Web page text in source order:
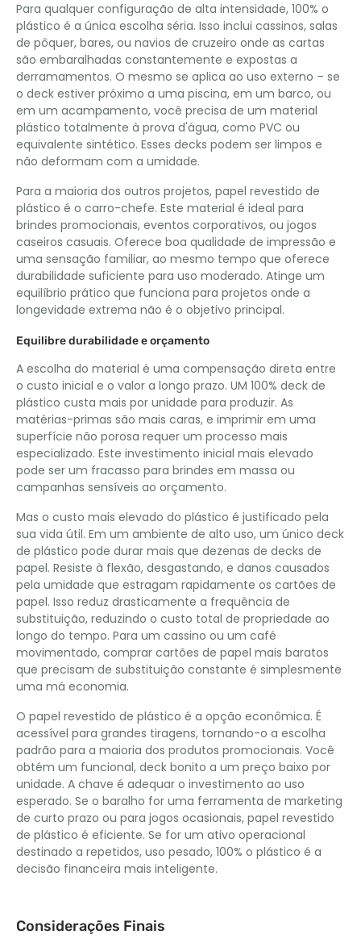
Para qualquer configuração de alta intensidade, 100% o
plástico é a única escolha séria. Isso inclui cassinos, salas
de pôquer, bares, ou navios de cruzeiro onde as cartas
são embaralhadas constantemente e expostas a
derramamentos. O mesmo se aplica ao uso externo – se
o deck estiver próximo a uma piscina, em um barco, ou
em um acampamento, você precisa de um material
plástico totalmente à prova d'água, como PVC ou
equivalente sintético. Esses decks podem ser limpos e
não deformam com a umidade.
Para a maioria dos outros projetos, papel revestido de
plástico é o carro-chefe. Este material é ideal para
brindes promocionais, eventos corporativos, ou jogos
caseiros casuais. Oferece boa qualidade de impressão e
uma sensação familiar, ao mesmo tempo que oferece
durabilidade suficiente para uso moderado. Atinge um
equilíbrio prático que funciona para projetos onde a
longevidade extrema não é o objetivo principal.
Equilibre durabilidade e orçamento
A escolha do material é uma compensação direta entre
o custo inicial e o valor a longo prazo. UM 100% deck de
plástico custa mais por unidade para produzir. As
matérias-primas são mais caras, e imprimir em uma
superfície não porosa requer um processo mais
especializado. Este investimento inicial mais elevado
pode ser um fracasso para brindes em massa ou
campanhas sensíveis ao orçamento.
Mas o custo mais elevado do plástico é justificado pela
sua vida útil. Em um ambiente de alto uso, um único deck
de plástico pode durar mais que dezenas de decks de
papel. Resiste à flexão, desgastando, e danos causados ​​
pela umidade que estragam rapidamente os cartões de
papel. Isso reduz drasticamente a frequência de
substituição, reduzindo o custo total de propriedade ao
longo do tempo. Para um cassino ou um café
movimentado, comprar cartões de papel mais baratos
que precisam de substituição constante é simplesmente
uma má economia.
O papel revestido de plástico é a opção econômica. É
acessível para grandes tiragens, tornando-o a escolha
padrão para a maioria dos produtos promocionais. Você
obtém um funcional, deck bonito a um preço baixo por
unidade. A chave é adequar o investimento ao uso
esperado. Se o baralho for uma ferramenta de marketing
de curto prazo ou para jogos ocasionais, papel revestido
de plástico é eficiente. Se for um ativo operacional
destinado a repetidos, uso pesado, 100% o plástico é a
decisão financeira mais inteligente.
Considerações Finais